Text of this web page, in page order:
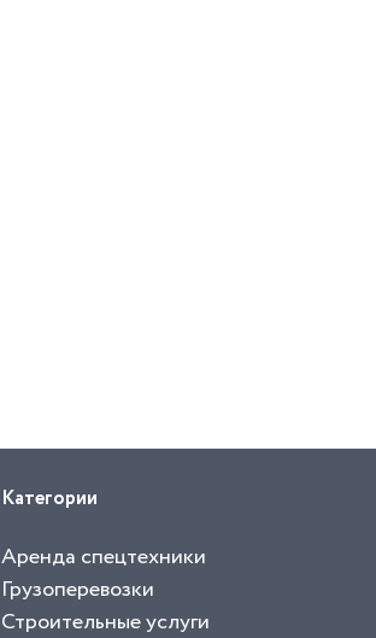
Категории
Аренда спецтехники
Грузоперевозки
Строительные услуги